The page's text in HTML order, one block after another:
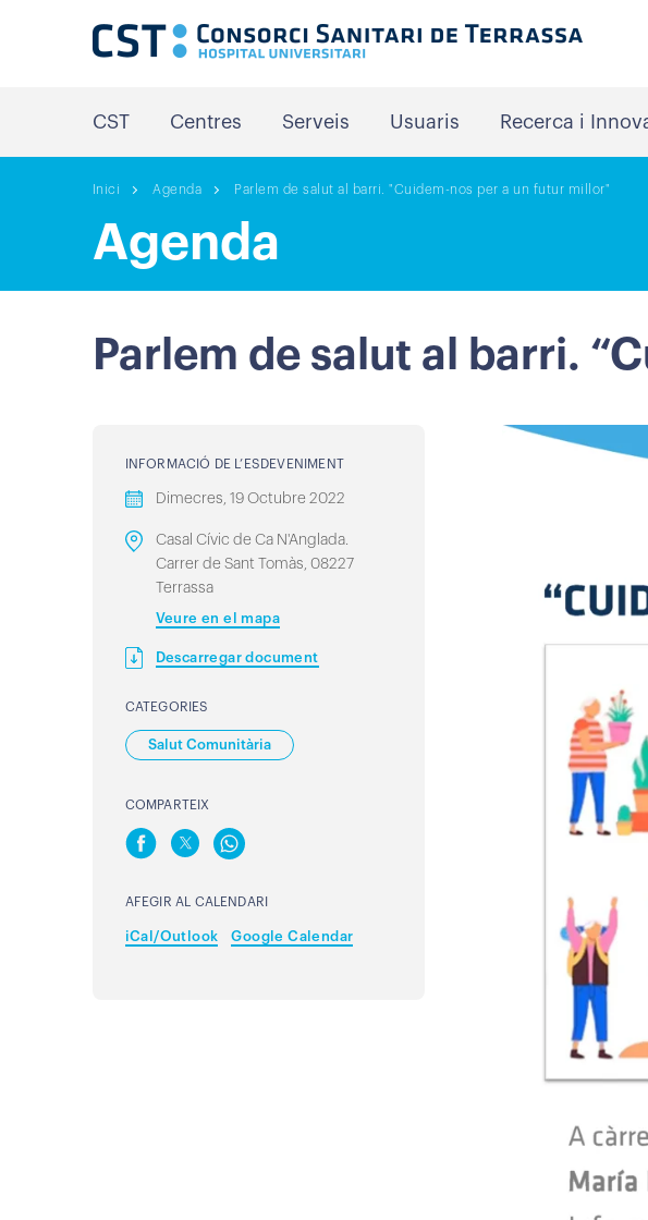
CST Centres Serveis Usuaris Recerca i
Inici Agenda Parlem de salut al barri. "Cuidem-nos per a un futur millor"
Agenda
Parlem de salut al barri.
INFORMACIÓ DE L’ESDEVENIMENT
Dimecres, 19 Octubre 2022
Casal Cívic de Ca N'Anglada.
Carrer de Sant Tomàs, 08227
Terrassa
Veure en el mapa
Descarregar document
CATEGORIES
Salut Comunitària
COMPARTEIX
AFEGIR AL CALENDARI
iCal/Outlook Google Calendar